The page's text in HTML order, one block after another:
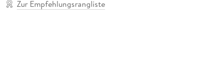
Zur Empfehlungsrangliste